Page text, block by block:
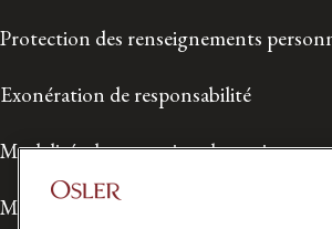
Protection des renseignements
Exonération de responsabilité
Modalités de prestation de services
Modalités d'utilisation